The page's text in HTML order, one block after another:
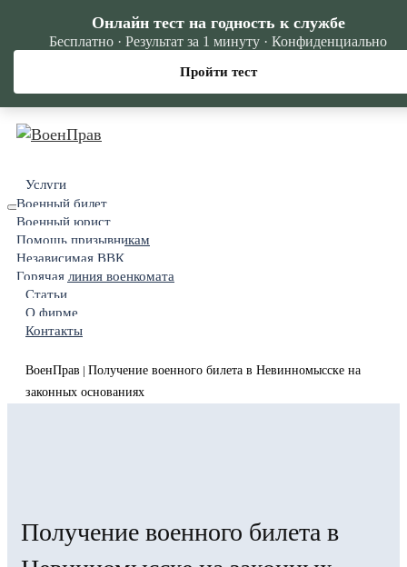
Услуги
Военный билет
Военный юрист
Помощь призывникам
Независимая ВВК
Горячая линия военкомата
Статьи
О фирме
Контакты
ВоенПрав
Получение военного билета в Невинномысске на
законных основаниях
Получение военного билета в
Онлайн тест на годность к службе
Бесплатно · Результат за 1 минуту · Конфиденциально
Пройти тест